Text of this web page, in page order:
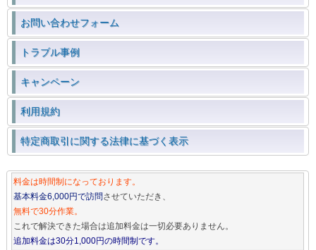
お問い合わせフォーム
トラブル事例
キャンペーン
利用規約
特定商取引に関する法律に基づく表示
料金は時間制になっております。
基本料金6,000円で訪問させていただき、
無料で30分作業。
これで解決できた場合は追加料金は一切必要ありません。
追加料金は30分1,000円の時間制です。